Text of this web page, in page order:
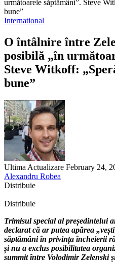
următoarele săptămâni”. Steve
bune”
International
O întâlnire între
posibilă „în
Steve Witkoff:
bune”
Ultima Actualizare February 24,
Alexandru Robea
Distribuie
Distribuie
Trimisul special al președintelui
declarat că ar putea apărea
săptămâni în privința încheierii
și nu a exclus posibilitatea
summit între Volodimir Zelenski